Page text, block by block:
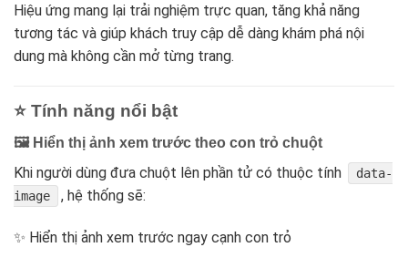
Hiệu ứng mang lại trải nghiệm trực quan, tăng khả năng
tương tác và giúp khách truy cập dễ dàng khám phá nội
dung mà không cần mở từng trang.
⭐ Tính năng nổi bật
🖼️ Hiển thị ảnh xem trước theo con trỏ chuột
Khi người dùng đưa chuột lên phần tử có thuộc tính
data-
image
, hệ thống sẽ:
✨ Hiển thị ảnh xem trước ngay cạnh con trỏ